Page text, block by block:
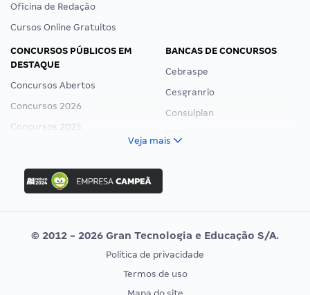
Oficina de Redação
Cursos Online Gratuitos
CONCURSOS PÚBLICOS EM
DESTAQUE
Concursos Abertos
Concursos 2026
Concursos 2025
Concurso Ibama
Concurso MPU
Editais publicados
BANCAS DE CONCURSOS
Cebraspe
Cesgranrio
Consulplan
Vunesp
CONCURSOS POR PROFISSÃO
EXAME DE ORDEM
Veja mais
© 2012 - 2026 Gran Tecnologia e Educação S/A.
Política de privacidade
Termos de uso